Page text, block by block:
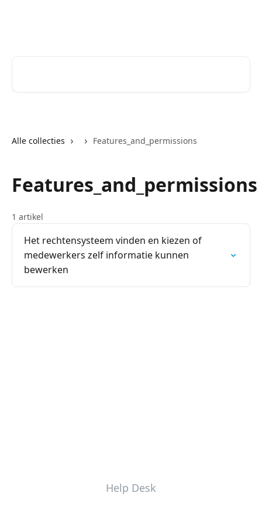
Alle collecties Features_and_permissions
Features_and_permissions
1 artikel
Het rechtensysteem vinden en kiezen of
medewerkers zelf informatie kunnen
bewerken
Help Desk